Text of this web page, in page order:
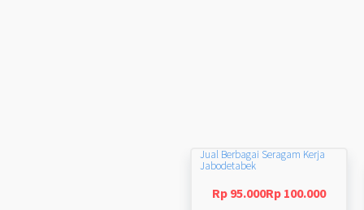
Jual Berbagai Seragam Kerja
Jabodetabek
Rp 95.000Rp 100.000